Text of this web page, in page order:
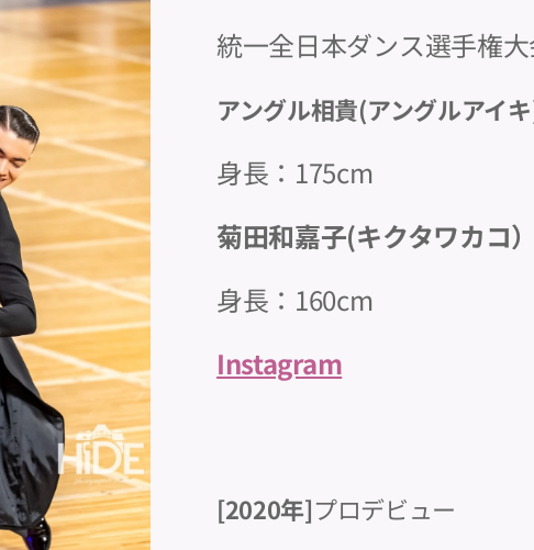
統一全日本ダンス選手権
アングル相貴(アングルアイ
身長：175cm
菊田和嘉子(キクタワカコ
身長：160cm
Instagram
[2020年]プロデビュー